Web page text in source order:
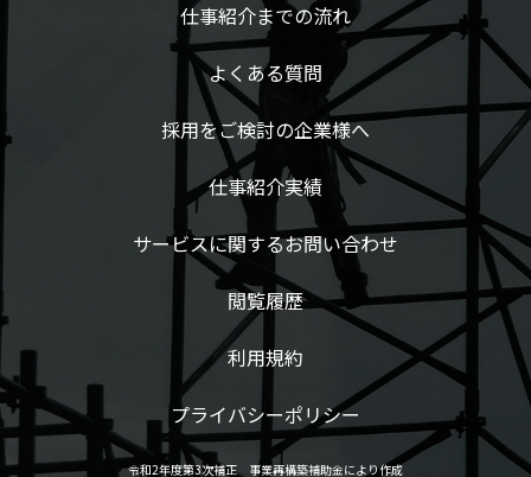
仕事紹介までの流れ
よくある質問
採用をご検討の企業様へ
仕事紹介実績
サービスに関するお問い合わせ
閲覧履歴
利用規約
プライバシーポリシー
令和2年度第3次補正 事業再構築補助金により作成